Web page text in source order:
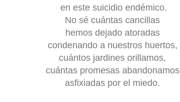
en este suicidio endémico.
No sé cuántas cancillas
hemos dejado atoradas
condenando a nuestros huertos,
cuántos jardines orillamos,
cuántas promesas abandonamos
asfixiadas por el miedo.